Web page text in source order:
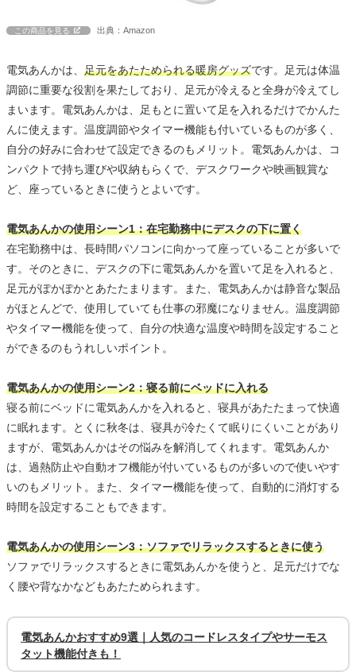
この商品を見る 出典：Amazon
電気あんかは、 足元をあたためられる暖房グッズです。足元は体温
調節に重要な役割を果たしており、足元が冷えると全身が冷えてし
まいます。電気あんかは、足もとに置いて足を入れるだけでかんた
んに使えます。温度調節やタイマー機能も付いているものが多く、
自分の好みに合わせて設定できるのもメリット。電気あんかは、コ
ンパクトで持ち運びや収納もらくで、デスクワークや映画観賞な
ど、座っているときに使うとよいです。
電気あんかの使用シーン1：在宅勤務中にデスクの下に置く
在宅勤務中は、長時間パソコンに向かって座っていることが多いで
す。そのときに、デスクの下に電気あんかを置いて足を入れると、
足元がぽかぽかとあたたまります。また、電気あんかは静音な製品
がほとんどで、使用していても仕事の邪魔になりません。温度調節
やタイマー機能を使って、自分の快適な温度や時間を設定すること
ができるのもうれしいポイント。
電気あんかの使用シーン2：寝る前にベッドに入れる
寝る前にベッドに電気あんかを入れると、寝具があたたまって快適
に眠れます。とくに秋冬は、寝具が冷たくて眠りにくいことがあり
ますが、電気あんかはその悩みを解消してくれます。電気あんか
は、過熱防止や自動オフ機能が付いているものが多いので使いやす
いのもメリット。また、タイマー機能を使って、自動的に消灯する
時間を設定することもできます。
電気あんかの使用シーン3：ソファでリラックスするときに使う
ソファでリラックスするときに電気あんかを使うと、足元だけでな
く腰や背なかなどもあたためられます。
電気あんかおすすめ9選｜人気のコードレスタイプやサーモス
タット機能付きも！